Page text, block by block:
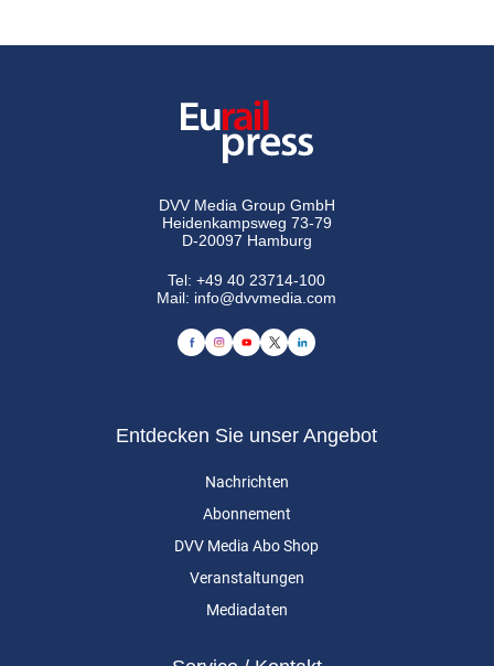
DVV Media Group GmbH
Heidenkampsweg 73-79
D-20097 Hamburg
Tel:+49 40 23714-100
Mail: info@dvvmedia.com
Entdecken Sie unser Angebot
Nachrichten
Abonnement
DVV Media Abo Shop
Veranstaltungen
Mediadaten